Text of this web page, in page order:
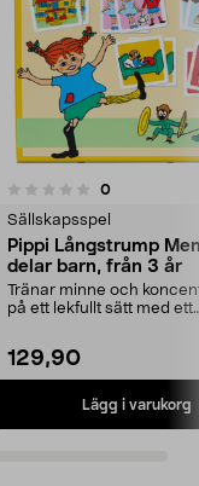
0recensioner
Sällskapsspel
Pippi Långstrump
delar barn, från 3 år
Tränar minne och
på ett lekfullt sätt med ett
129,90
Lägg i varukorg
3.0av 5 stjärnor